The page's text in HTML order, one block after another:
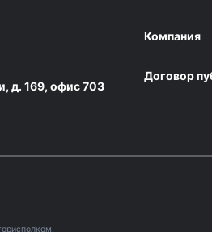
д. 169, офис 703
Компания
Договор